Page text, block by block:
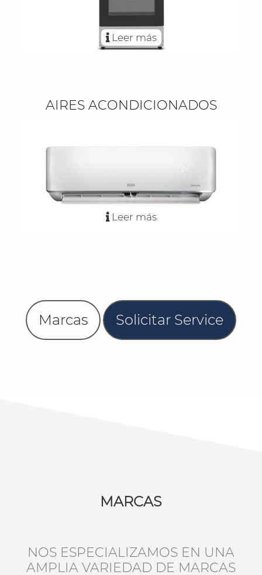
Leer más
AIRES ACONDICIONADOS
Leer más
Marcas Solicitar Service
MARCAS
NOS ESPECIALIZAMOS EN UNA
AMPLIA VARIEDAD DE MARCAS